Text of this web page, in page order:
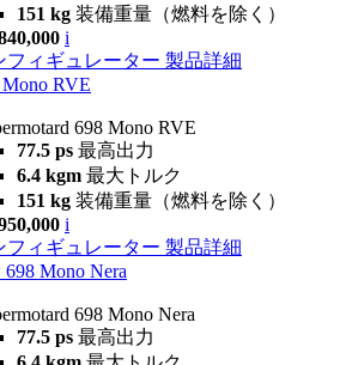
151 kg 装備重量（燃料を除く）
i
フィギュレーター 製品詳細
RVE
698 Mono RVE
77.5 ps 最高出力
6.4 kgm 最大トルク
151 kg 装備重量（燃料を除く）
i
フィギュレーター 製品詳細
698 Mono Nera
698 Mono Nera
77.5 ps 最高出力